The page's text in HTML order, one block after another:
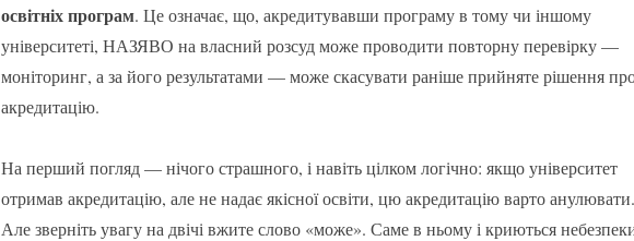
освітніх програм. Це означає, що, акредитувавши програму в тому чи іншому
університеті, НАЗЯВО на власний розсуд може проводити повторну перевірку —
моніторинг, а за його результатами — може скасувати раніше прийняте рішення
акредитацію.
На перший погляд — нічого страшного, і навіть цілком логічно: якщо університет
отримав акредитацію, але не надає якісної освіти, цю акредитацію варто анулювати.
Але зверніть увагу на двічі вжите слово «може». Саме в ньому і криються